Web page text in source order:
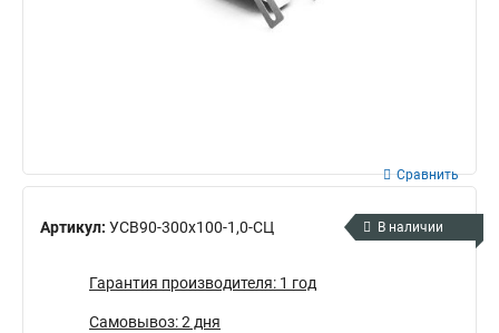
Артикул: УСВ90-300х100-1,0-СЦ
Сравнить
В наличии
Гарантия производителя: 1 год
Самовывоз: 2 дня